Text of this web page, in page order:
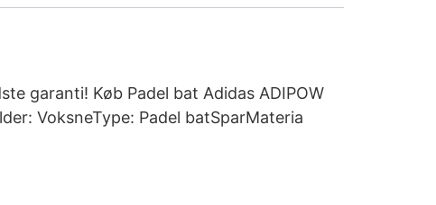
garanti! Køb Padel bat Adidas ADIPOW
VoksneType: Padel batSparMateria